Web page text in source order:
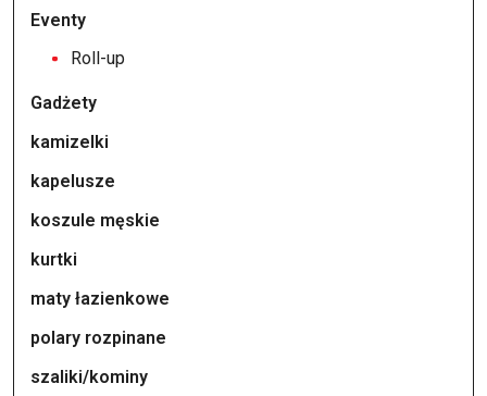
Eventy
Roll-up
Gadżety
kamizelki
kapelusze
koszule męskie
kurtki
maty łazienkowe
polary rozpinane
szaliki/kominy